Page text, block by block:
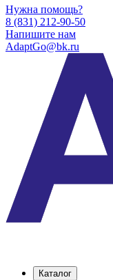
Нужна помощь?
8 (831) 212-90-50
Напишите нам
AdaptGo@bk.ru
Каталог